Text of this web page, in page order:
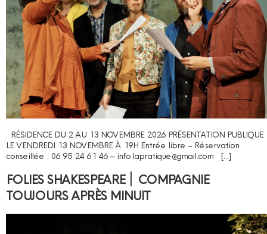
RÉSIDENCE DU 2 AU 13 NOVEMBRE 2026 PRÉSENTATION PUBLIQUE
LE VENDREDI 13 NOVEMBRE À 19H Entrée libre – Réservation
conseillée : 06 95 24 61 46 – info.lapratique@gmail.com […]
FOLIES SHAKESPEARE ׀ COMPAGNIE
TOUJOURS APRÈS MINUIT